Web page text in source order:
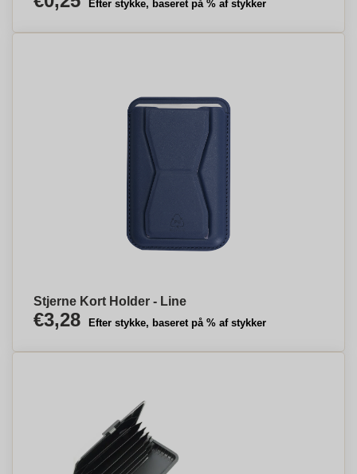
Efter stykke, baseret på % af stykker
Stjerne Kort Holder - Line
€3,28 Efter stykke, baseret på % af stykker